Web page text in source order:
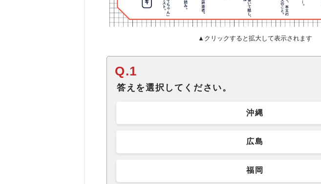
▲クリックすると拡大して表示されます
Q.1
答えを選択してください。
沖縄
広島
福岡